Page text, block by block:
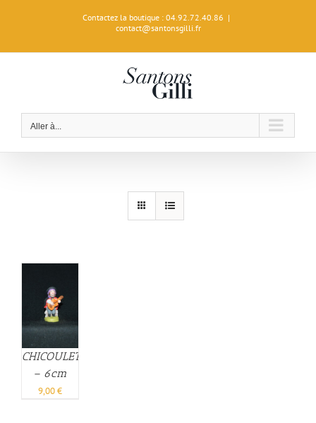
Contactez la boutique : 04.92.72.40.86 |
contact@santonsgilli.fr
Aller à...
CHICOULET
– 6cm
9,00€